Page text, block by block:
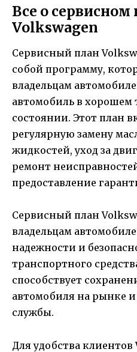
Все о сервисном
Volkswagen
Сервисный план
собой программу,
владельцам
автомобиль в хорошем
состоянии. Этот план
регулярную замену
жидкостей, уход за
ремонт
предоставление
Сервисный план
владельцам
надежности и
транспортного
способствует
автомобиля на рынке и
службы.
Для удобства клиентов